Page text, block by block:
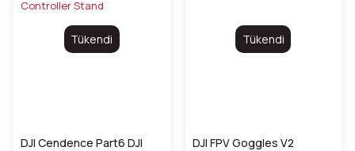
Tükendi
DJI Cendence Part6 DJI
Tükendi
DJI FPV Goggles V2